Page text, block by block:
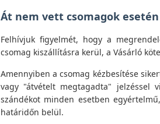
Át nem vett csomagok
Felhívjuk figyelmét, hogy a
csomag kiszállításra kerül, a Vásárló
Amennyiben a csomag kézbesítése
vagy "átvételt megtagadta" jelzéssel
szándékot minden esetben
határidőn belül.